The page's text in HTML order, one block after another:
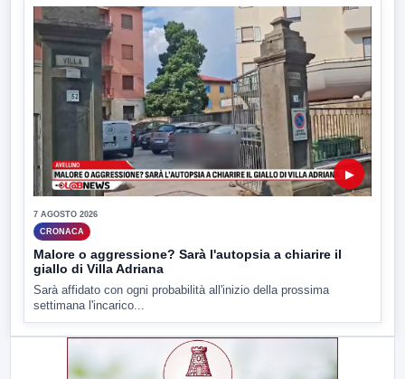
▶
7 AGOSTO 2026
CRONACA
Malore o aggressione? Sarà l'autopsia a chiarire il
giallo di Villa Adriana
Sarà affidato con ogni probabilità all'inizio della prossima
settimana l'incarico...